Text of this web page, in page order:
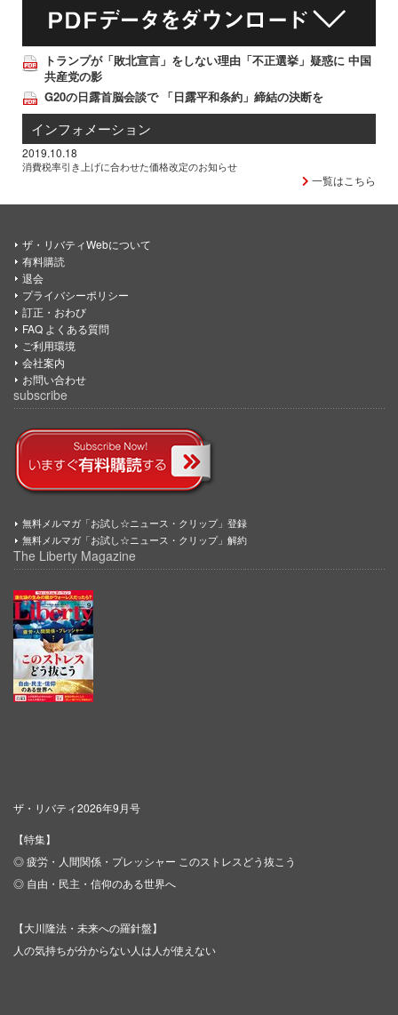
トランプが「敗北宣言」をしない理由「不正選挙」疑惑に 中国
共産党の影
G20の日露首脳会談で 「日露平和条約」締結の決断を
インフォメーション
2019.10.18
消費税率引き上げに合わせた価格改定のお知らせ
一覧はこちら
ザ・リバティWebについて
有料購読
退会
プライバシーポリシー
訂正・おわび
FAQ よくある質問
ご利用環境
会社案内
お問い合わせ
subscribe
無料メルマガ「お試し☆ニュース・クリップ」登録
無料メルマガ「お試し☆ニュース・クリップ」解約
The Liberty Magazine
ザ・リバティ2026年9月号
【特集】
◎ 疲労・人間関係・プレッシャー このストレスどう抜こう
◎ 自由・民主・信仰のある世界へ
【大川隆法・未来への羅針盤】
人の気持ちが分からない人は人が使えない